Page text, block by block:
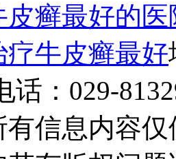
癣最好的
牛皮癣最好
话：029-
信息内容